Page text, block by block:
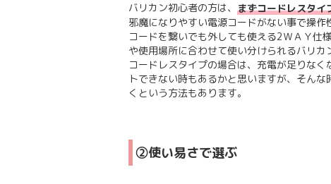
バリカン初心者の方は、 まずコードレスタイ
邪魔になりやすい電源コードがない事で操作
コードを繋いでも外しても使える2ＷＡＹ仕
や使用場所に合わせて使い分けられるバリカ
コードレスタイプの場合は、充電が足りな
トできない時もあるかと思いますが、そん
くという方法もあります。
②使い易さで選ぶ